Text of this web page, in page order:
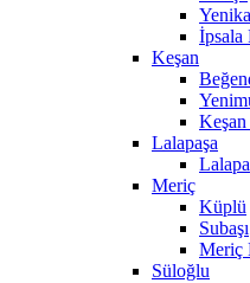
İpsala
Keşan
Lalapaşa
Meriç
Küplü
Subaşı
Meriç
Süloğlu